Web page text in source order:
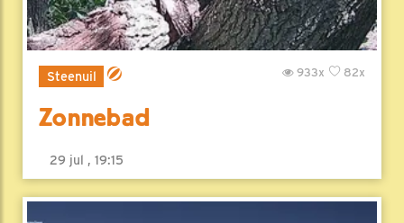
Steenuil 82x
933x
Zonnebad
29 jul , 19:15